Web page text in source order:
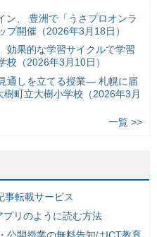
ン、 豊洲で「うさプロオンラ
プ開催（2026年3月18日）
効果的な学習サイクルで学習
校（2026年3月10日）
通しを立てる授業— 札幌に届
樹町立大樹小学校（2026年3月
一覧 >>
事転載サービス
リのように読む方法
公開授業の無料告知はICT教育